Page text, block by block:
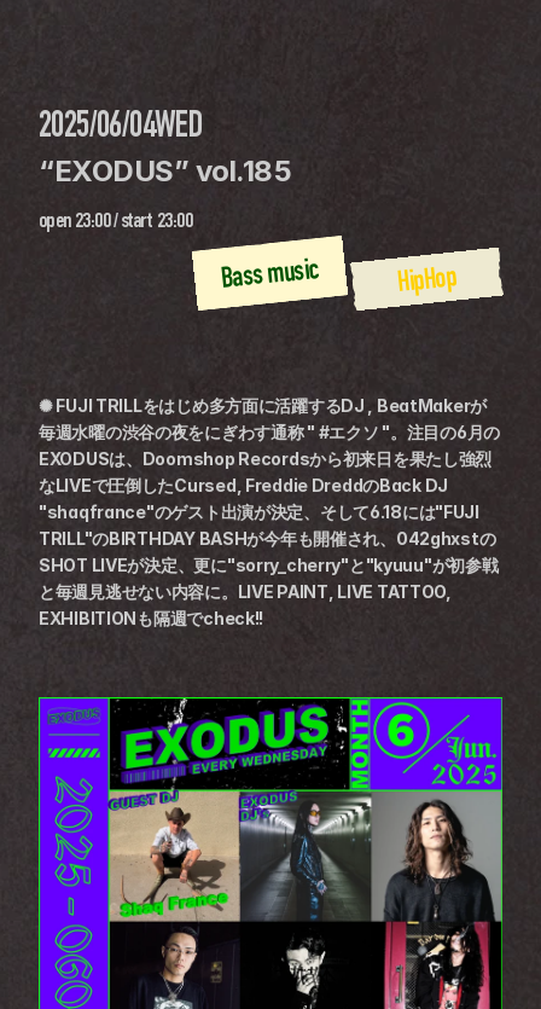
2025/06/04WED
“EXODUS” vol.185
open 23:00 / start 23:00
HipHop
Bass music
✺ FUJI TRILLをはじめ多方面に活躍するDJ , BeatMakerが
毎週水曜の渋谷の夜をにぎわす通称 " #エクソ "。注目の6月の
EXODUSは、Doomshop Recordsから初来日を果たし強烈
なLIVEで圧倒したCursed, Freddie DreddのBack DJ
"shaqfrance"のゲスト出演が決定、そして6.18には"FUJI
TRILL"のBIRTHDAY BASHが今年も開催され、042ghxstの
SHOT LIVEが決定、更に"sorry_cherry"と"kyuuu"が初参戦
と毎週見逃せない内容に。LIVE PAINT, LIVE TATTOO,
EXHIBITIONも隔週でcheck!!